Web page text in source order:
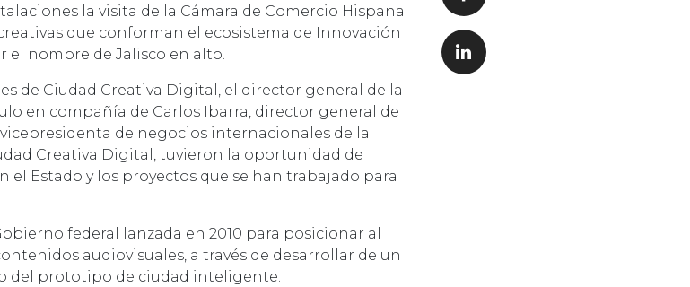
la visita de la Cámara de Comercio Hispana
que conforman el ecosistema de Innovación
el nombre de Jalisco en alto.
de Ciudad Creativa Digital, el director general de la
en compañía de Carlos Ibarra, director general de
de negocios internacionales de la
Creativa Digital, tuvieron la oportunidad de
Estado y los proyectos que se han trabajado para
federal lanzada en 2010 para posicionar al
audiovisuales, a través de desarrollar de un
del prototipo de ciudad inteligente.